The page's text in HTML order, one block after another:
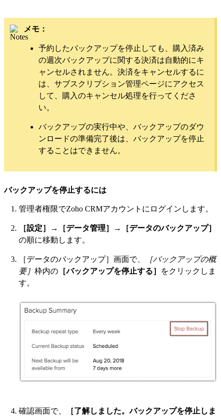
メモ：
予約したバックアップを停止しても、購入済み
の週次バックアップに関する決済は自動的にキ
ャンセルされません。決済をキャンセルするに
は、サブスクリプション管理ページにアクセス
して、購入のキャンセル処理を行ってくださ
い。
バックアップの実行中や、バックアップのダウ
ンロードの準備完了後は、バックアップを停止
することはできません。
バックアップを停止するには
管理者権限でZoho CRMアカウントにログインします。
［設定］ → ［データ管理］ →
［データのバックアップ］
の順に移動します。
［データのバックアップ］画面で、
［バックアップの概
要］ 枠内の ［バックアップを停止する］
をクリックしま
す。
確認画面で、
［了解しました。バックアップを停止しま